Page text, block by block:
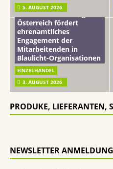
5. AUGUST 2026
mehr vom leben tag: dm
Österreich fördert
ehrenamtliches
Engagement der
Mitarbeitenden in
Blaulicht-Organisationen
EINZELHANDEL
3. AUGUST 2026
PRODUKE, LIEFERANTEN,
NEWSLETTER ANMELDUNG